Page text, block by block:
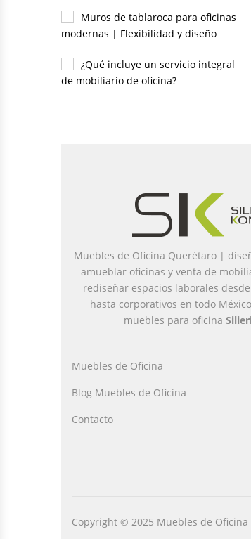
Muros de tablaroca para oficinas
modernas | Flexibilidad y diseño
¿Qué incluye un servicio integral
de mobiliario de oficina?
Muebles de Oficina Querétaro |
amueblar oficinas y venta de
rediseñar espacios laborales
hasta corporativos en todo
muebles para oficina
Muebles de Oficina
Blog Muebles de Oficina
Contacto
Copyright © 2025 Muebles de Oficina